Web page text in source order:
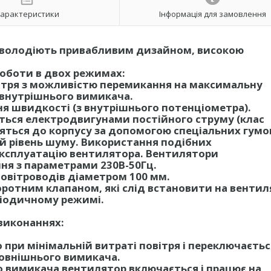
Інформація для замовлення
володіють привабливим дизайном, високою
в двох режимах:
з можливістю перемикання на максимальну
вимикача.
швидкості (з внутрішнього потенціометра).
електродвигунами постійного струму (клас
до корпусу за допомогою спеціальних
рівень шуму. Використання подібних
вентилятора. Вентилятори
з параметрами 230В-50Гц.
діаметром 100 мм.
клапаном, які слід встановити на
режимі.
мінімальній витраті повітря і
вимикача.